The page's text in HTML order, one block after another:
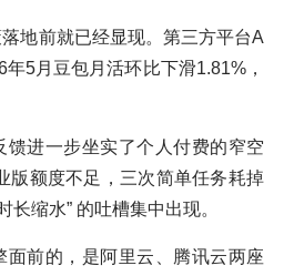
地前就已经显现。第三方平台A
5月豆包月活环比下滑1.81%，
进一步坐实了个人付费的窄空
版额度不足，三次简单任务耗掉
长缩水” 的吐槽集中出现。
面前的，是阿里云、腾讯云两座